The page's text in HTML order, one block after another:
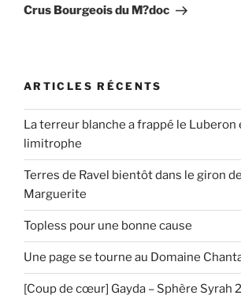
Crus Bourgeois du M?doc
ARTICLES RÉCENTS
La terreur blanche a frappé le Luberon
limitrophe
Terres de Ravel bientôt dans le giron
Marguerite
Topless pour une bonne cause
Une page se tourne au Domaine
[Coup de cœur] Gayda – Sphère Syrah